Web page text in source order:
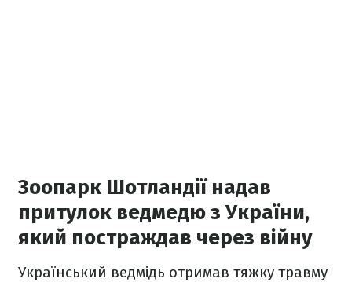
Зоопарк Шотландії надав
притулок ведмедю з України,
який постраждав через війну
Український ведмідь отримав тяжку травму